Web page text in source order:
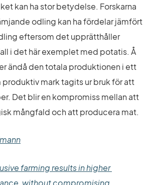
kan ha stor betydelse. Forskarna
odling kan ha fördelar jämfört
eftersom det upprätthåller
i det här exemplet med potatis. Å
ändå den totala produktionen i ett
mark tagits ur bruk för att
Det blir en kompromiss mellan att
mångfald och att producera mat.
farming results in higher
without compromising